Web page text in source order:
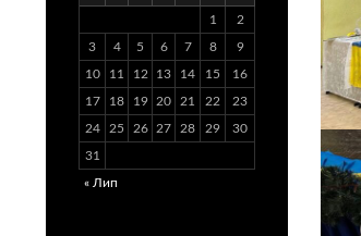
1 2
3 4 5 6 7 8 9
10 11 12 13 14 15 16
17 18 19 20 21 22 23
24 25 26 27 28 29 30
31
« Лип